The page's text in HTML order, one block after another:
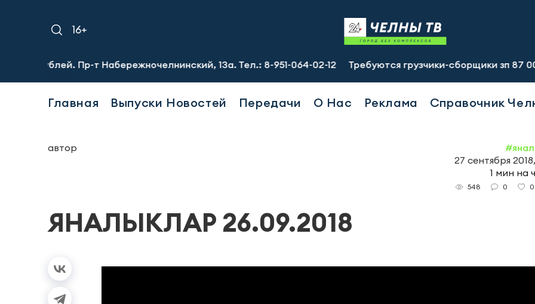
16+
Пр-т Набережночелнинский, 13а. Тел.: 8-951-064-02-12 Требуются грузчики-сборщики зп 87 000 руб.,
Главная Выпуски Новостей Передачи О Нас Реклама Справочник
автор
27 сентября
1 мин на
548 0 0
ЯНАЛЫКЛАР 26.09.2018